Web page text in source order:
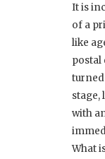
It is
of a
like
postal
turned
stage,
with
What